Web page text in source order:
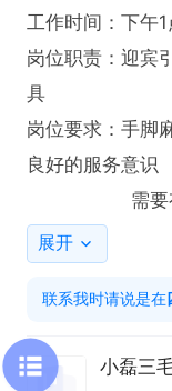
工作时间：下午
岗位职责：迎宾
具
岗位要求：手脚
良好的服务意识
薪资待遇：底薪
供
工作地址：四平
温馨提示：
展开
联系我时请说是在
小磊三